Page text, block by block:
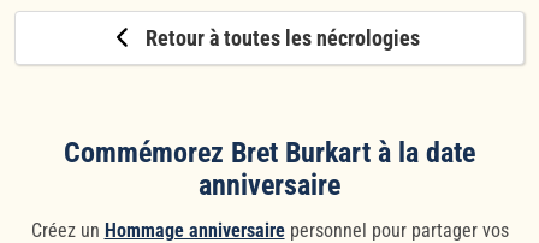
Retour à toutes les nécrologies
Commémorez Bret Burkart à la date
anniversaire
Créez un Hommage anniversairepersonnel pour partager vos